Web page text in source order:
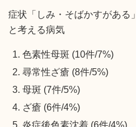
症状「しみ・そばかすがある
と考える病気
色素性母斑 (10件/7%)
尋常性ざ瘡 (8件/5%)
母斑 (7件/5%)
ざ瘡 (6件/4%)
炎症後色素沈着 (6件/4%)